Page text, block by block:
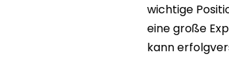
wichtige
eine große
kann